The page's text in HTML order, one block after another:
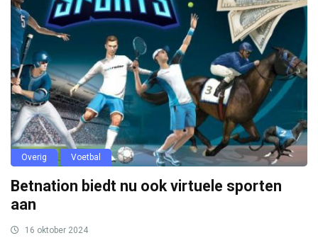
Overig Voetbal
Betnation biedt nu ook virtuele sporten
aan
16 oktober 2024